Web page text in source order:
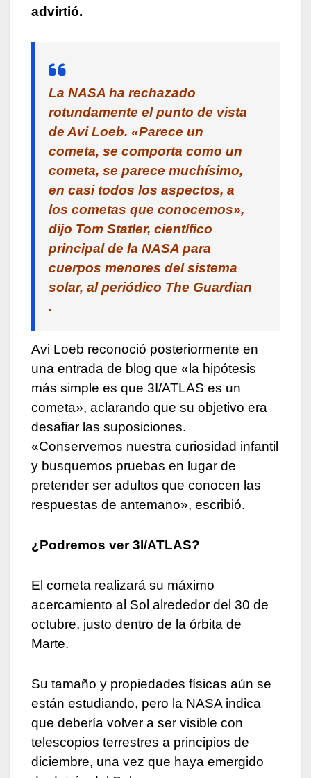
advirtió.
La NASA ha rechazado
rotundamente el punto de vista
de Avi Loeb. «Parece un
cometa, se comporta como un
cometa, se parece muchísimo,
en casi todos los aspectos, a
los cometas que conocemos»,
dijo Tom Statler, científico
principal de la NASA para
cuerpos menores del sistema
solar, al periódico The Guardian
.
Avi Loeb reconoció posteriormente en
una entrada de blog que «la hipótesis
más simple es que 3I/ATLAS es un
cometa», aclarando que su objetivo era
desafiar las suposiciones.
«Conservemos nuestra curiosidad infantil
y busquemos pruebas en lugar de
pretender ser adultos que conocen las
respuestas de antemano», escribió.
¿Podremos ver 3I/ATLAS?
El cometa realizará su máximo
acercamiento al Sol alrededor del 30 de
octubre, justo dentro de la órbita de
Marte.
Su tamaño y propiedades físicas aún se
están estudiando, pero la NASA indica
que debería volver a ser visible con
telescopios terrestres a principios de
diciembre, una vez que haya emergido